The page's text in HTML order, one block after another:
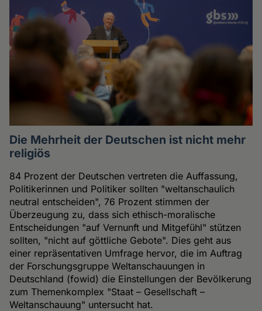
Die Mehrheit der Deutschen ist nicht mehr
religiös
84 Prozent der Deutschen vertreten die Auffassung,
Politikerinnen und Politiker sollten "weltanschaulich
neutral entscheiden", 76 Prozent stimmen der
Überzeugung zu, dass sich ethisch-moralische
Entscheidungen "auf Vernunft und Mitgefühl" stützen
sollten, "nicht auf göttliche Gebote". Dies geht aus
einer repräsentativen Umfrage hervor, die im Auftrag
der Forschungsgruppe Weltanschauungen in
Deutschland (fowid) die Einstellungen der Bevölkerung
zum Themenkomplex "Staat – Gesellschaft –
Weltanschauung" untersucht hat.